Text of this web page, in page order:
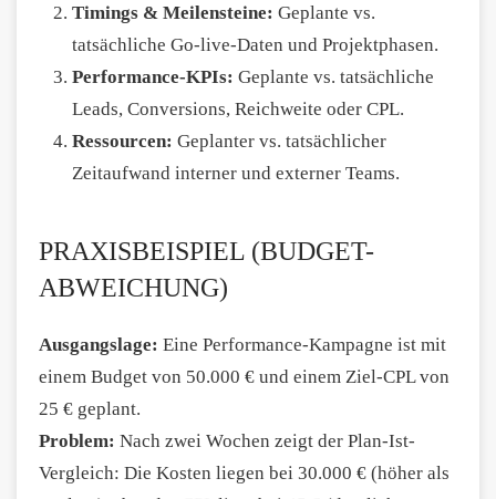
Timings & Meilensteine: Geplante vs.
tatsächliche Go-live-Daten und Projektphasen.
Performance-KPIs: Geplante vs. tatsächliche
Leads, Conversions, Reichweite oder CPL.
Ressourcen: Geplanter vs. tatsächlicher
Zeitaufwand interner und externer Teams.
PRAXISBEISPIEL (BUDGET-
ABWEICHUNG)
Ausgangslage: Eine Performance-Kampagne ist mit
einem Budget von 50.000 € und einem Ziel-CPL von
25 € geplant.
Problem: Nach zwei Wochen zeigt der Plan-Ist-
Vergleich: Die Kosten liegen bei 30.000 € (höher als